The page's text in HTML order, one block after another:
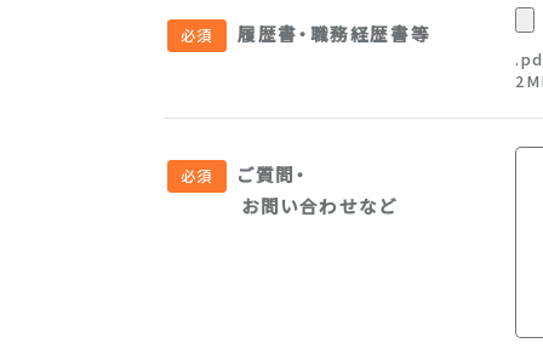
履歴書・職務経歴書等
ご質問・
お問い合わせなど